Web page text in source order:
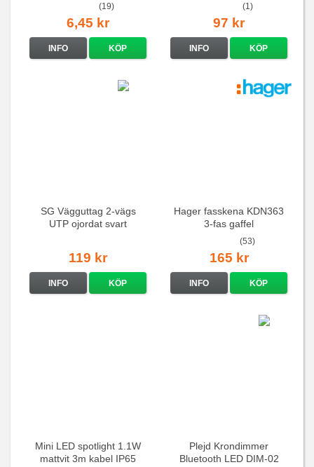
(19)
6,45 kr
INFO KÖP
(1)
97 kr
INFO KÖP
SG Vägguttag 2-vägs
UTP ojordat svart
119 kr
INFO KÖP
Hager fasskena KDN363
3-fas gaffel
(53)
165 kr
INFO KÖP
Mini LED spotlight 1.1W
mattvit 3m kabel IP65
Plejd Krondimmer
Bluetooth LED DIM-02